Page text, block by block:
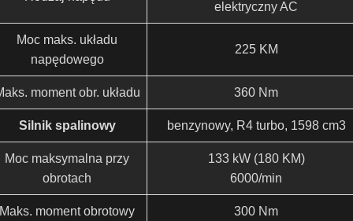
elektryczny AC
Moc maks. układu
napędowego
225 KM
moment obr. układu 360 Nm
Silnik spalinowy benzynowy, R4 turbo, 1598 cm3
Moc maksymalna przy
obrotach
133 kW (180 KM)
6000/min
Maks. moment obrotowy
300 Nm